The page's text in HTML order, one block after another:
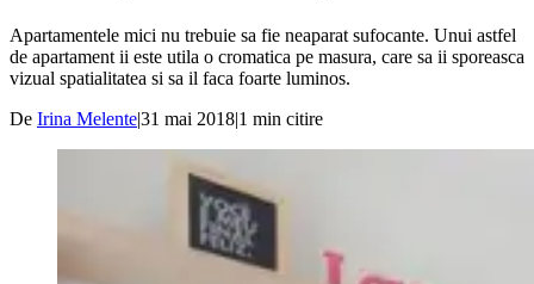
Apartamentele mici nu trebuie sa fie neaparat sufocante. Unui astfel
de apartament ii este utila o cromatica pe masura, care sa ii sporeasca
vizual spatialitatea si sa il faca foarte luminos.
De Irina Melente|31 mai 2018|1 min citire